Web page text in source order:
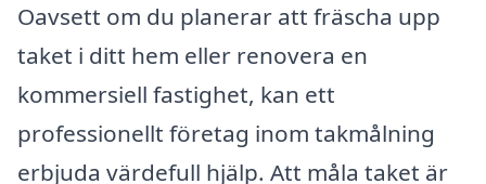
Oavsett om du planerar att fräscha upp
taket i ditt hem eller renovera en
kommersiell fastighet, kan ett
professionellt företag inom takmålning
erbjuda värdefull hjälp. Att måla taket är